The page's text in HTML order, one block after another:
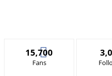
15,700
Fans